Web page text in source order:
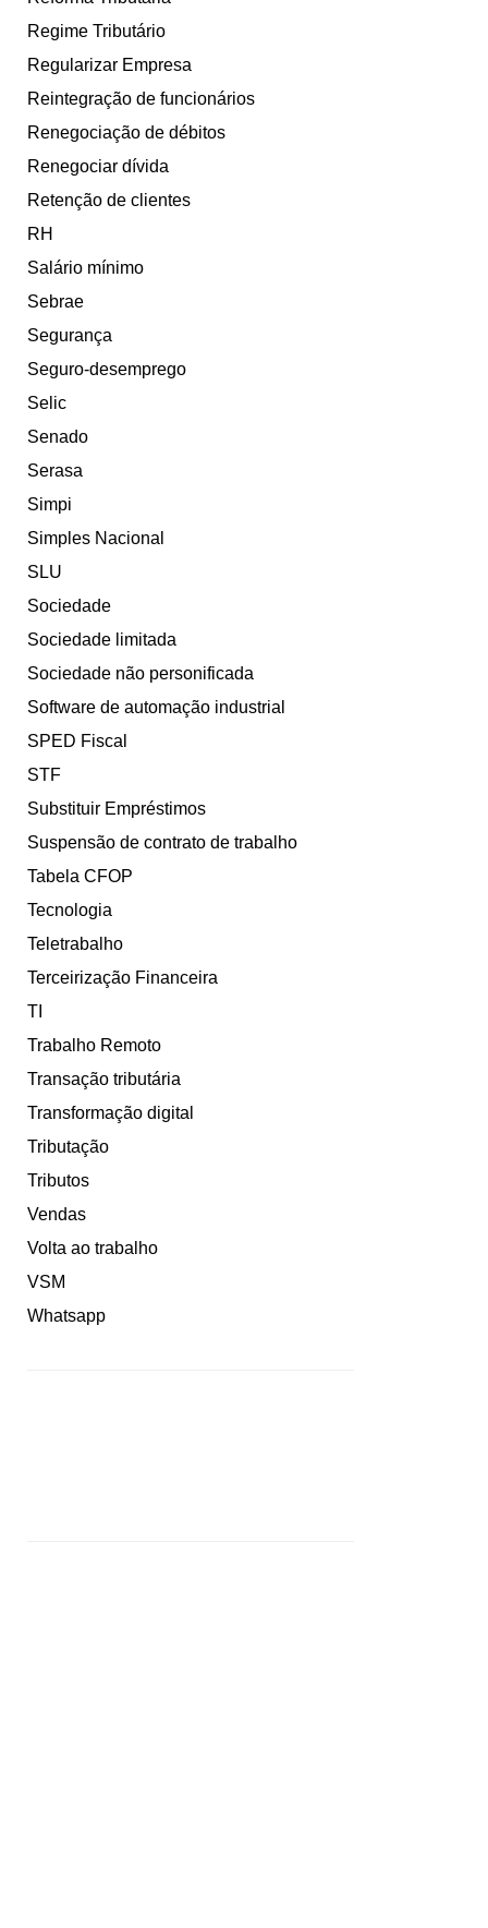
Regime Tributário
Regularizar Empresa
Reintegração de funcionários
Renegociação de débitos
Renegociar dívida
Retenção de clientes
RH
Salário mínimo
Sebrae
Segurança
Seguro-desemprego
Selic
Senado
Serasa
Simpi
Simples Nacional
SLU
Sociedade
Sociedade limitada
Sociedade não personificada
Software de automação industrial
SPED Fiscal
STF
Substituir Empréstimos
Suspensão de contrato de trabalho
Tabela CFOP
Tecnologia
Teletrabalho
Terceirização Financeira
TI
Trabalho Remoto
Transação tributária
Transformação digital
Tributação
Tributos
Vendas
Volta ao trabalho
VSM
Whatsapp